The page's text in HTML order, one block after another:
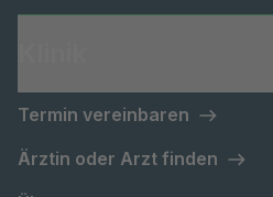
Termin vereinbaren
Ärztin oder Arzt finden